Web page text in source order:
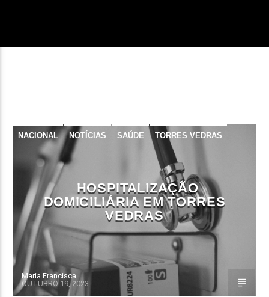
FAIXA ATUAL
TÍTULO
ON FM
NACIONAL NOTÍCIAS SAÚDE TORRES VEDRAS
HOSPITALIZAÇÃO
DOMICILIÁRIA EM TORRES
VEDRAS
Maria Francisca
OUTUBRO 19, 2023